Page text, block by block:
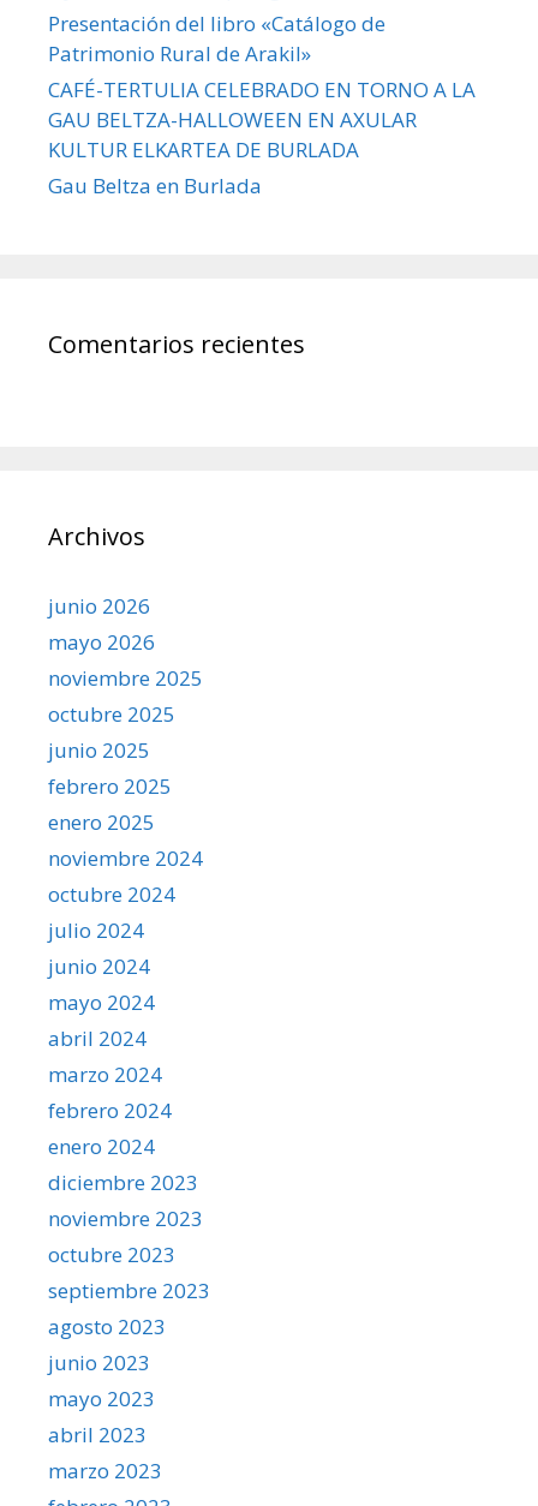
Presentación del libro «Catálogo de
Patrimonio Rural de Arakil»
CAFÉ-TERTULIA CELEBRADO EN TORNO A LA
GAU BELTZA-HALLOWEEN EN AXULAR
KULTUR ELKARTEA DE BURLADA
Gau Beltza en Burlada
Comentarios recientes
Archivos
junio 2026
mayo 2026
noviembre 2025
octubre 2025
junio 2025
febrero 2025
enero 2025
noviembre 2024
octubre 2024
julio 2024
junio 2024
mayo 2024
abril 2024
marzo 2024
febrero 2024
enero 2024
diciembre 2023
noviembre 2023
octubre 2023
septiembre 2023
agosto 2023
junio 2023
mayo 2023
abril 2023
marzo 2023